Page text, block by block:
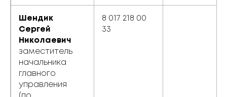
Шендик
Сергей
Николаевич
заместитель
начальника
главного
управления
8 017 218 00
33